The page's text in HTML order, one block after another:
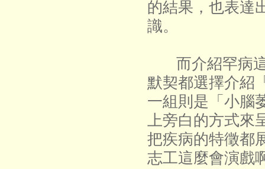
的結果，也表達
識。
而介紹罕病這
默契都選擇介紹
一組則是「小腦
上旁白的方式來
把疾病的特徵都
志工這麼會演戲